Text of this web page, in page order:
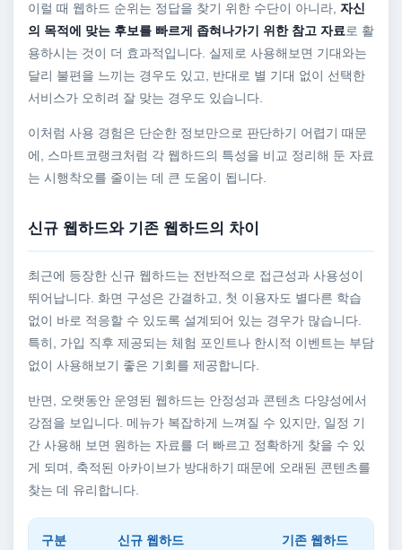
이럴 때 웹하드 순위는 정답을 찾기 위한 수단이 아니라, 자신
의 목적에 맞는 후보를 빠르게 좁혀나가기 위한 참고 자료로 활
용하시는 것이 더 효과적입니다. 실제로 사용해보면 기대와는
달리 불편을 느끼는 경우도 있고, 반대로 별 기대 없이 선택한
서비스가 오히려 잘 맞는 경우도 있습니다.
이처럼 사용 경험은 단순한 정보만으로 판단하기 어렵기 때문
에, 스마트코랭크처럼 각 웹하드의 특성을 비교 정리해 둔 자료
는 시행착오를 줄이는 데 큰 도움이 됩니다.
신규 웹하드와 기존 웹하드의 차이
최근에 등장한 신규 웹하드는 전반적으로 접근성과 사용성이
뛰어납니다. 화면 구성은 간결하고, 첫 이용자도 별다른 학습
없이 바로 적응할 수 있도록 설계되어 있는 경우가 많습니다.
특히, 가입 직후 제공되는 체험 포인트나 한시적 이벤트는 부담
없이 사용해보기 좋은 기회를 제공합니다.
반면, 오랫동안 운영된 웹하드는 안정성과 콘텐츠 다양성에서
강점을 보입니다. 메뉴가 복잡하게 느껴질 수 있지만, 일정 기
간 사용해 보면 원하는 자료를 더 빠르고 정확하게 찾을 수 있
게 되며, 축적된 아카이브가 방대하기 때문에 오래된 콘텐츠를
찾는 데 유리합니다.
구분 신규 웹하드 기존 웹하드